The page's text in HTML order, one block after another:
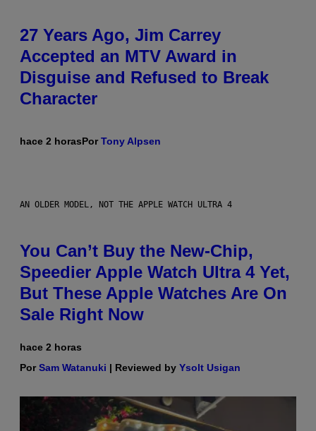
27 Years Ago, Jim Carrey
Accepted an MTV Award in
Disguise and Refused to Break
Character
hace 2 horasPorTony Alpsen
AN OLDER MODEL, NOT THE APPLE WATCH ULTRA 4
You Can’t Buy the New-Chip,
Speedier Apple Watch Ultra 4 Yet,
But These Apple Watches Are On
Sale Right Now
hace 2 horas
PorSam Watanuki | Reviewed by Ysolt Usigan